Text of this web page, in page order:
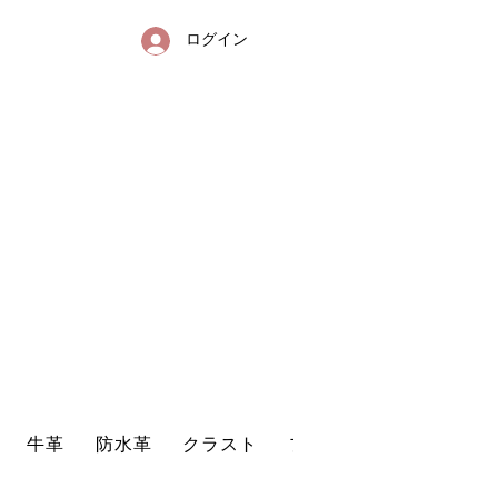
ログイン
牛革 防水革 クラスト プリントレザー